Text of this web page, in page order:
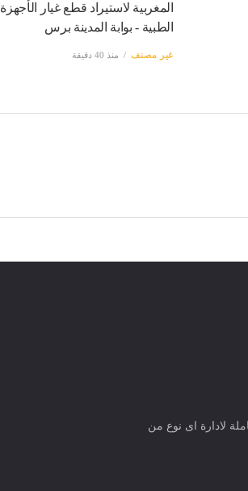
المغربية لاستيراد قطع غيار الأجهزة
الطبية - بوابة المدينة برس
غير مصنف منذ 40 دقيقة
لادارة اى نوع من